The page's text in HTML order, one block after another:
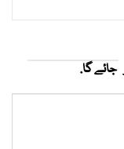
جائے گا.